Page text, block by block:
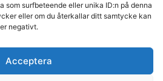
som surfbeteende eller unika ID:n på denna
eller om du återkallar ditt samtycke kan
negativt.
Acceptera